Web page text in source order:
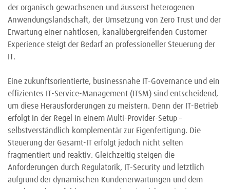
der organisch gewachsenen und äusserst heterogenen
Anwendungslandschaft, der Umsetzung von Zero Trust und der
Erwartung einer nahtlosen, kanalübergreifenden Customer
Experience steigt der Bedarf an professioneller Steuerung der
IT.
Eine zukunftsorientierte, businessnahe IT-Governance und ein
effizientes IT-Service-Management (ITSM) sind entscheidend,
um diese Herausforderungen zu meistern. Denn der IT-Betrieb
erfolgt in der Regel in einem Multi-Provider-Setup –
selbstverständlich komplementär zur Eigenfertigung. Die
Steuerung der Gesamt-IT erfolgt jedoch nicht selten
fragmentiert und reaktiv. Gleichzeitig steigen die
Anforderungen durch Regulatorik, IT-Security und letztlich
aufgrund der dynamischen Kundenerwartungen und dem